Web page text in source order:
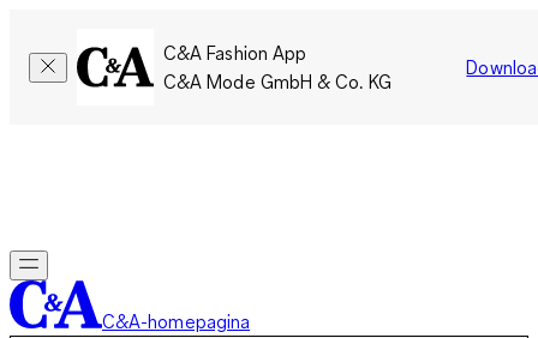
C&A Fashion App
C&A Mode GmbH & Co. KG
C&A-homepagina